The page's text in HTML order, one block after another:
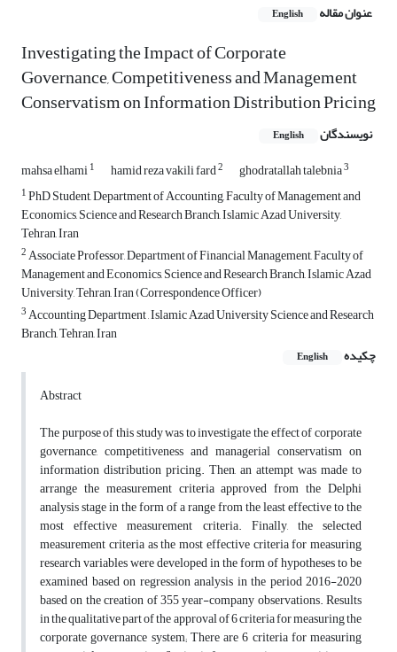
عنوان مقاله English
Investigating the Impact of Corporate
Governance, Competitiveness and Management
Conservatism on Information Distribution Pricing
نویسندگان English
mahsa elhami1 hamid reza vakili fard2 ghodratallah talebnia3
1PhD Student, Department of Accounting, Faculty of Management and
Economics, Science and Research Branch, Islamic Azad University,
Tehran, Iran
2Associate Professor, Department of Financial Management, Faculty of
Management and Economics, Science and Research Branch, Islamic Azad
University, Tehran, Iran (Correspondence Officer)
3Accounting Department , Islamic Azad University Science and Research
Branch, Tehran, Iran
چکیده
English
Abstract
The purpose of this study was to investigate the effect of corporate
governance, competitiveness and managerial conservatism on
information distribution pricing. Then, an attempt was made to
arrange the measurement criteria approved from the Delphi
analysis stage in the form of a range from the least effective to the
most effective measurement criteria. Finally, the selected
measurement criteria as the most effective criteria for measuring
research variables were developed in the form of hypotheses to be
examined based on regression analysis in the period 2016-2020
based on the creation of 355 year-company observations. Results
in the qualitative part of the approval of 6 criteria for measuring the
corporate governance system; There are 6 criteria for measuring